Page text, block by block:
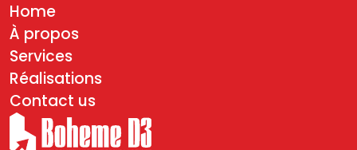
Home
À propos
Services
Réalisations
Contact us